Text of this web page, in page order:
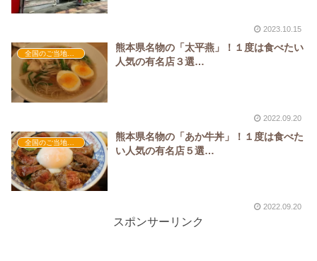
2023.10.15
熊本県名物の「太平燕」！１度は食べたい
人気の有名店３選…
2022.09.20
熊本県名物の「あか牛丼」！１度は食べた
い人気の有名店５選…
2022.09.20
スポンサーリンク